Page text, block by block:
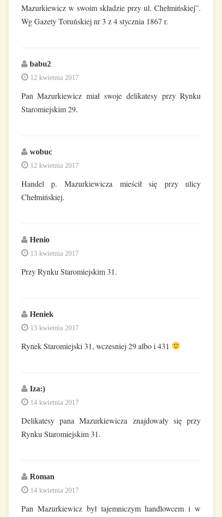
Mazurkiewicz w swoim składzie przy ul. Chełmińskiej”.
Wg Gazety Toruńskiej nr 3 z 4 stycznia 1867 r.
babu2
12 kwietnia 2017
Pan Mazurkiewicz miał swoje delikatesy przy Rynku
Staromiejskim 29.
wobuc
12 kwietnia 2017
Handel p. Mazurkiewicza mieścił się przy ulicy
Chełmińskiej.
Henio
13 kwietnia 2017
Przy Rynku Staromiejskim 31.
Heniek
13 kwietnia 2017
Rynek Staromiejski 31, wczesniej 29 albo i 431
Iza:)
14 kwietnia 2017
Delikatesy pana Mazurkiewicza znajdowały się przy
Rynku Staromiejskim 31.
Roman
14 kwietnia 2017
Pan Mazurkiewicz był tajemniczym handlowcem i w